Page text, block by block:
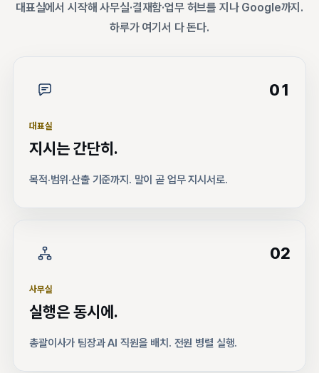
대표실에서 시작해 사무실·결재함·업무 허브를 지나 Google까지.
하루가 여기서 다 돈다.
01
대표실
지시는 간단히.
목적·범위·산출 기준까지. 말이 곧 업무 지시서로.
02
사무실
실행은 동시에.
총괄이사가 팀장과 AI 직원을 배치. 전원 병렬 실행.